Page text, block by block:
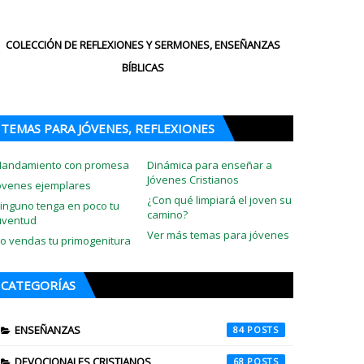
COLECCIÓN DE REFLEXIONES Y SERMONES, ENSEÑANZAS
BÍBLICAS
TEMAS PARA JÓVENES, REFLEXIONES
con promesa
Dinámica para enseñar a
Jóvenes Cristianos
ejemplares
¿Con qué limpiará el joven su
camino?
tenga en poco tu
Ver más temas para jóvenes
vendas tu primogenitura
CATEGORÍAS
ENSEÑANZAS 84
68